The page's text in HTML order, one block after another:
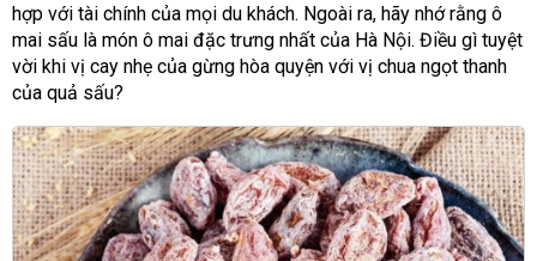
hợp với tài chính của mọi du khách. Ngoài ra, hãy nhớ rằng ô
mai sấu là món ô mai đặc trưng nhất của Hà Nội. Điều gì tuyệt
vời khi vị cay nhẹ của gừng hòa quyện với vị chua ngọt thanh
của quả sấu?